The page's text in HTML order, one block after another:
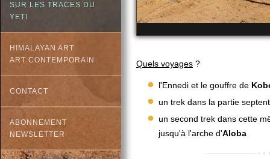
SUR LES TRACES DU
YETI
HIMALAYAN ART
ART CONTEMPORAIN
CONTACT
ABONNEMENT
NEWSLETTER
Quels voyages ?
l'Ennedi et le gouffre de
un trek dans la partie
un second trek dans cette
jusqu'à l'arche d'Aloba